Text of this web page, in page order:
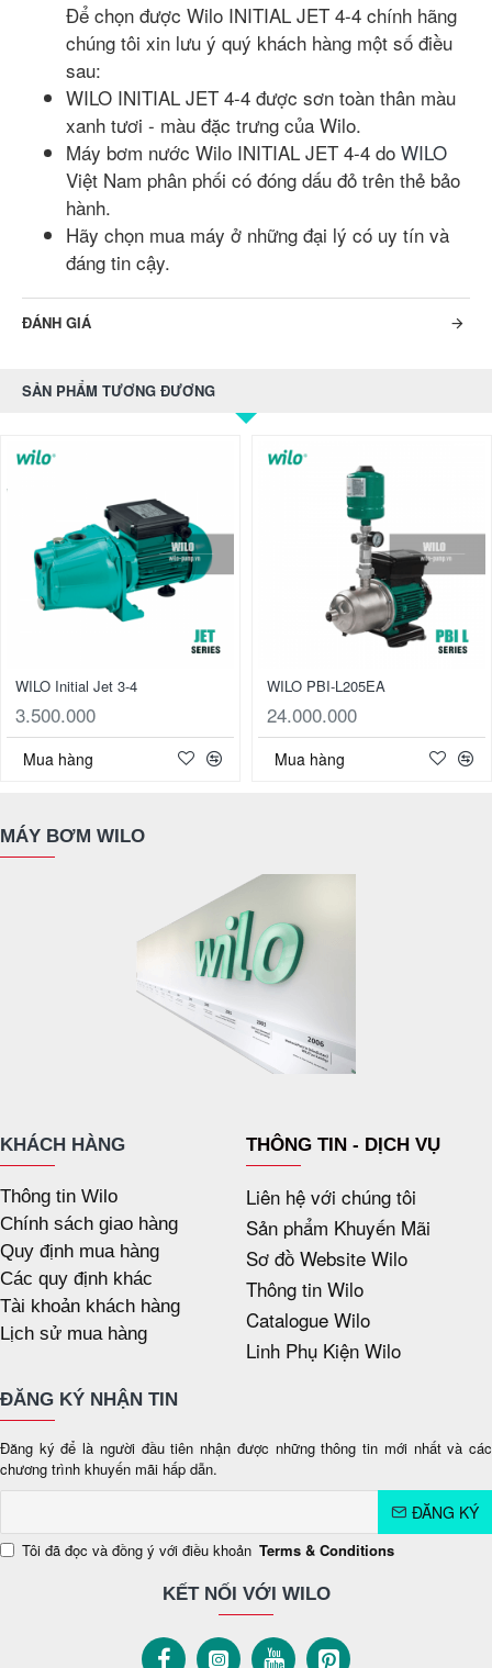
Để chọn được Wilo INITIAL JET 4-4 chính hãng
chúng tôi xin lưu ý quý khách hàng một số điều
sau:
WILO INITIAL JET 4-4 được sơn toàn thân màu
xanh tươi - màu đặc trưng của Wilo.
Máy bơm nước Wilo INITIAL JET 4-4 do WILO
Việt Nam phân phối có đóng dấu đỏ trên thẻ bảo
hành.
Hãy chọn mua máy ở những đại lý có uy tín và
đáng tin cậy.
ĐÁNH GIÁ
SẢN PHẨM TƯƠNG ĐƯƠNG
WILO Initial Jet 3-4
3.500.000
Mua hàng
WILO PBI-L205EA
24.000.000
Mua hàng
MÁY BƠM WILO
KHÁCH HÀNG
Thông tin Wilo
Chính sách giao hàng
Quy định mua hàng
Các quy định khác
Tài khoản khách hàng
Lịch sử mua hàng
THÔNG TIN - DỊCH VỤ
Liên hệ với chúng tôi
Sản phẩm Khuyến Mãi
Sơ đồ Website Wilo
Thông tin Wilo
Catalogue Wilo
Linh Phụ Kiện Wilo
ĐĂNG KÝ NHẬN TIN
Đăng ký để là người đầu tiên nhận được những thông tin mới nhất và các
chương trình khuyến mãi hấp dẫn.
ĐĂNG KÝ
Tôi đã đọc và đồng ý với điều khoản Terms & Conditions
KẾT NỐI VỚI WILO